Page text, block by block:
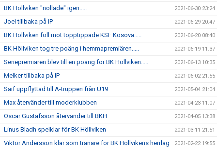
BK Höllviken "nollade" igen..... 2021-06-30 23:24
Joel tillbaka på IP 2021-06-29 20:47
BK Höllviken föll mot topptippade KSF Kosova..... 2021-06-20 08:40
BK Höllviken tog tre poäng i hemmapremiären..... 2021-06-19 11:37
Seriepremiären blev till en poäng för BK Höllviken..... 2021-06-13 10:35
Melker tillbaka på IP 2021-06-02 21:55
Saif uppflyttad till A-truppen från U19 2021-05-04 21:04
Max återvänder till moderklubben 2021-04-23 11:07
Oscar Gustafsson återvänder till BKH 2021-04-05 13:38
Linus Bladh spelklar för BK Höllviken 2021-03-11 21:51
Viktor Andersson klar som tränare för BK Höllvikens herrlag 2021-02-22 19:55